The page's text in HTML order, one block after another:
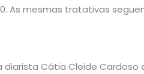
As mesmas tratativas
diarista Cátia Cleide